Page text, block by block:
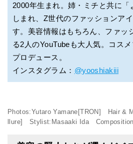
2000年生まれ。姉・ミチと共に「
しまれ、Z世代のファッションア
す。美容情報はもちろん、ファッ
る2人のYouTubeも大人気。コス
プロデュース。
インスタグラム： @yooshiakiii
Photos:Yutaro Yamane[TRON] Hair &
llure] Stylist:Masaaki Ida